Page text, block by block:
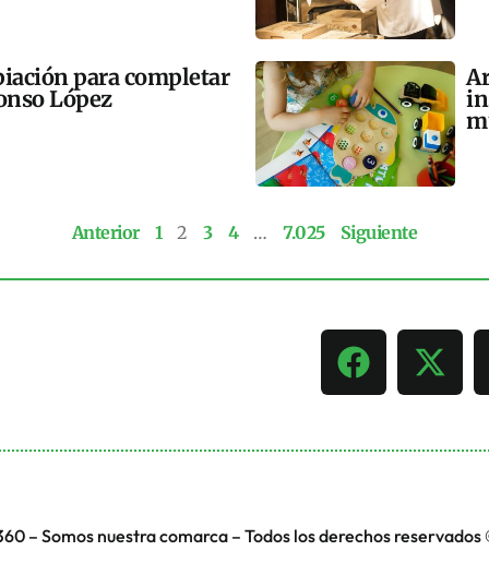
para completar
López
Anterior 1 2 3 4 … 7.025 Siguiente
– Somos nuestra comarca – Todos los derechos